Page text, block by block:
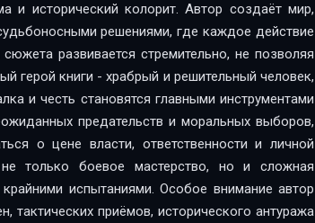
и исторический колорит. Автор создаёт мир,
решениями, где каждое действие
развивается стремительно, не позволяя
герой книги - храбрый и решительный человек,
и честь становятся главными инструментами
предательств и моральных выборов,
о цене власти, ответственности и личной
только боевое мастерство, но и сложная
испытаниями. Особое внимание автор
приёмов, исторического антуража